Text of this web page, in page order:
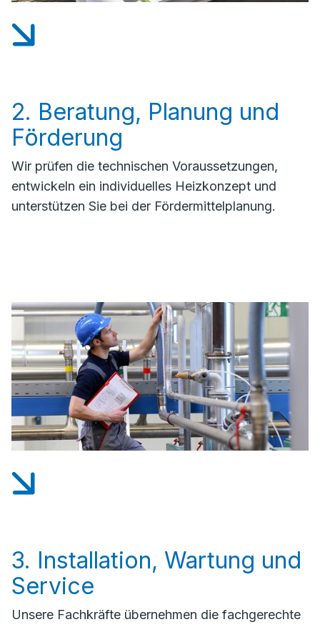
2. Beratung, Planung und
Förderung
Wir prüfen die technischen Voraussetzungen,
entwickeln ein individuelles Heizkonzept und
unterstützen Sie bei der Fördermittelplanung.
3. Installation, Wartung und
Service
Unsere Fachkräfte übernehmen die fachgerechte